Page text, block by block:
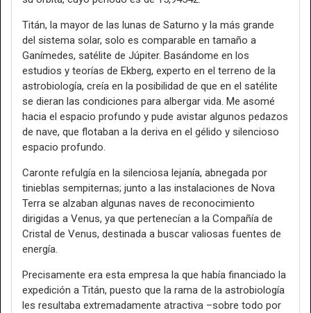
Titán, la mayor de las lunas de Saturno y la más grande
del sistema solar, solo es comparable en tamaño a
Ganímedes, satélite de Júpiter. Basándome en los
estudios y teorías de Ekberg, experto en el terreno de la
astrobiología, creía en la posibilidad de que en el satélite
se dieran las condiciones para albergar vida. Me asomé
hacia el espacio profundo y pude avistar algunos pedazos
de nave, que flotaban a la deriva en el gélido y silencioso
espacio profundo.
Caronte refulgía en la silenciosa lejanía, abnegada por
tinieblas sempiternas; junto a las instalaciones de Nova
Terra se alzaban algunas naves de reconocimiento
dirigidas a Venus, ya que pertenecían a la Compañía de
Cristal de Venus, destinada a buscar valiosas fuentes de
energía.
Precisamente era esta empresa la que había financiado la
expedición a Titán, puesto que la rama de la astrobiología
les resultaba extremadamente atractiva –sobre todo por